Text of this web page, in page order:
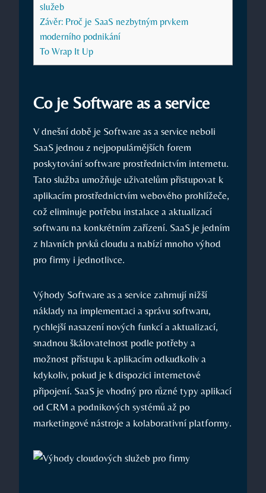
služeb
Závěr: Proč je SaaS nezbytným prvkem
moderního podnikání
To Wrap It Up
Co je Software as a service
V dnešní době je Software as a service neboli
SaaS jednou z nejpopulárnějších forem
poskytování software prostřednictvím internetu.
Tato služba umožňuje uživatelům přistupovat k
aplikacím prostřednictvím webového prohlížeče,
což eliminuje potřebu instalace a aktualizací
softwaru na konkrétním zařízení. SaaS je jedním
z hlavních prvků cloudu a nabízí mnoho výhod
pro firmy i jednotlivce.
Výhody Software as a service zahrnují nižší
náklady na implementaci a správu softwaru,
rychlejší nasazení nových funkcí a aktualizací,
snadnou škálovatelnost podle potřeby a
možnost přístupu k aplikacím odkudkoliv a
kdykoliv, pokud je k dispozici internetové
připojení. SaaS je vhodný pro různé typy aplikací
od CRM a podnikových systémů až po
marketingové nástroje a kolaborativní platformy.